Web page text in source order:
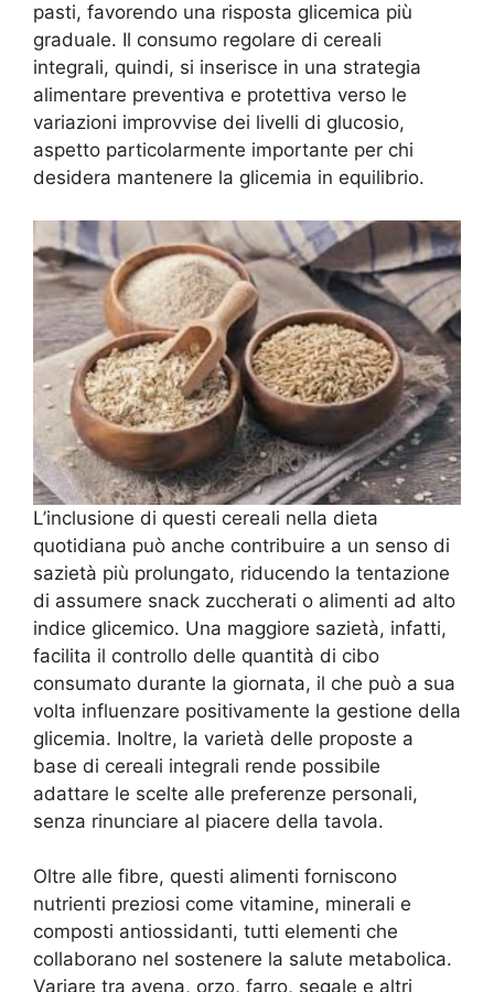
pasti, favorendo una risposta glicemica più
graduale. Il consumo regolare di cereali
integrali, quindi, si inserisce in una strategia
alimentare preventiva e protettiva verso le
variazioni improvvise dei livelli di glucosio,
aspetto particolarmente importante per chi
desidera mantenere la glicemia in equilibrio.
L’inclusione di questi cereali nella dieta
quotidiana può anche contribuire a un senso di
sazietà più prolungato, riducendo la tentazione
di assumere snack zuccherati o alimenti ad alto
indice glicemico. Una maggiore sazietà, infatti,
facilita il controllo delle quantità di cibo
consumato durante la giornata, il che può a sua
volta influenzare positivamente la gestione della
glicemia. Inoltre, la varietà delle proposte a
base di cereali integrali rende possibile
adattare le scelte alle preferenze personali,
senza rinunciare al piacere della tavola.
Oltre alle fibre, questi alimenti forniscono
nutrienti preziosi come vitamine, minerali e
composti antiossidanti, tutti elementi che
collaborano nel sostenere la salute metabolica.
Variare tra avena, orzo, farro, segale e altri